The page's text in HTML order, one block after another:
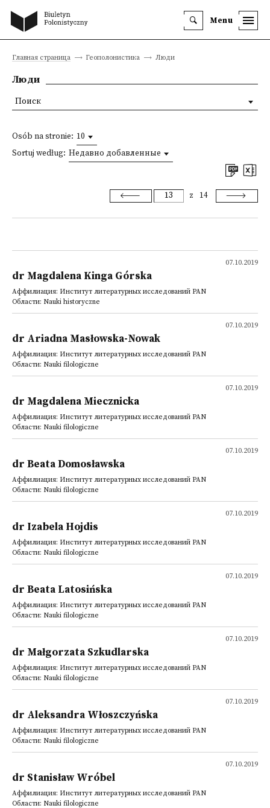
Menu
Главная страница Геополонистика Люди
Люди
Osób na stronie: 10
Sortuj według: Недавно добавленные
z 14
07.10.2019
dr Magdalena Kinga Górska
Аффилиация: Институт литературных исследований PAN
Области: Nauki historyczne
07.10.2019
dr Ariadna Masłowska-Nowak
Аффилиация: Институт литературных исследований PAN
Области: Nauki filologiczne
07.10.2019
dr Magdalena Miecznicka
Аффилиация: Институт литературных исследований PAN
Области: Nauki filologiczne
07.10.2019
dr Beata Domosławska
Аффилиация: Институт литературных исследований PAN
Области: Nauki filologiczne
07.10.2019
dr Izabela Hojdis
Аффилиация: Институт литературных исследований PAN
Области: Nauki filologiczne
07.10.2019
dr Beata Latosińska
Аффилиация: Институт литературных исследований PAN
Области: Nauki filologiczne
07.10.2019
dr Małgorzata Szkudlarska
Аффилиация: Институт литературных исследований PAN
Области: Nauki filologiczne
07.10.2019
dr Aleksandra Włoszczyńska
Аффилиация: Институт литературных исследований PAN
Области: Nauki filologiczne
07.10.2019
dr Stanisław Wróbel
Аффилиация: Институт литературных исследований PAN
Области: Nauki filologiczne
Поиск